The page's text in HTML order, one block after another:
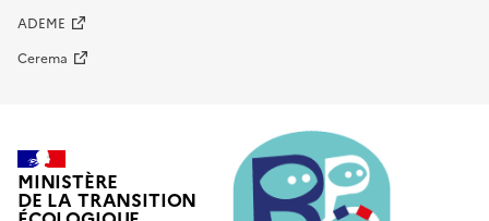
ADEME
Cerema
MINISTÈRE
DE LA TRANSITION